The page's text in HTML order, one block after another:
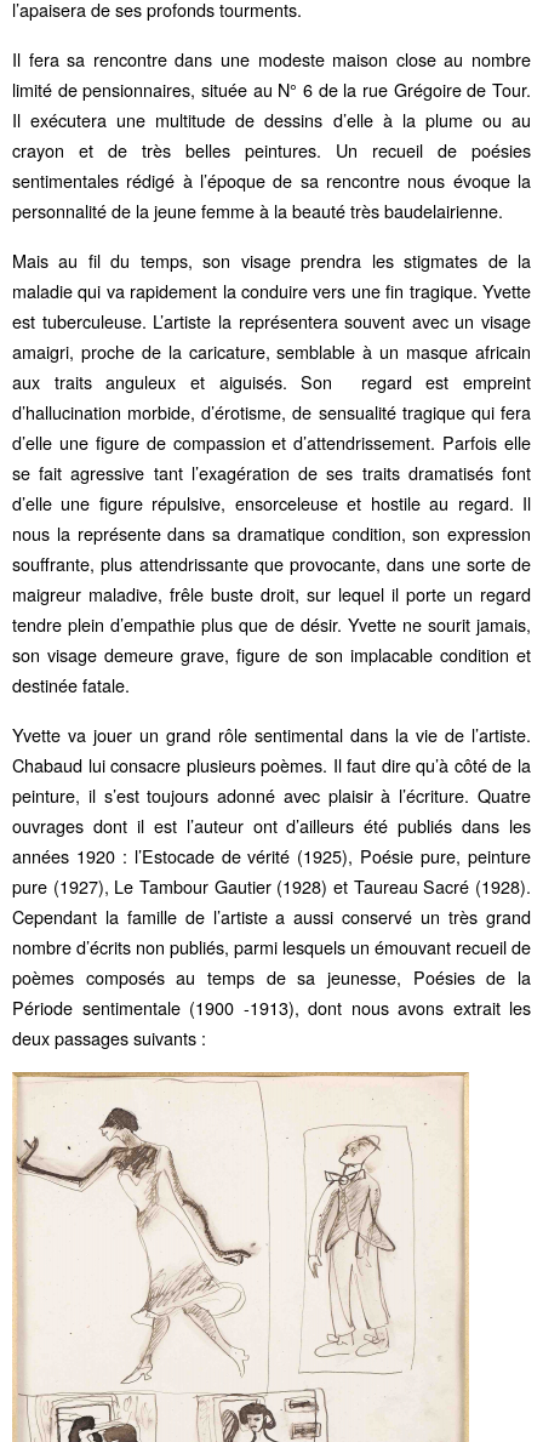
l’apaisera de ses profonds tourments.
Il fera sa rencontre dans une modeste maison close au nombre
limité de pensionnaires, située au N° 6 de la rue Grégoire de Tour.
Il exécutera une multitude de dessins d’elle à la plume ou au
crayon et de très belles peintures. Un recueil de poésies
sentimentales rédigé à l’époque de sa rencontre nous évoque la
personnalité de la jeune femme à la beauté très baudelairienne.
Mais au fil du temps, son visage prendra les stigmates de la
maladie qui va rapidement la conduire vers une fin tragique. Yvette
est tuberculeuse. L’artiste la représentera souvent avec un visage
amaigri, proche de la caricature, semblable à un masque africain
aux traits anguleux et aiguisés. Son regard est empreint
d’hallucination morbide, d’érotisme, de sensualité tragique qui fera
d’elle une figure de compassion et d’attendrissement. Parfois elle
se fait agressive tant l’exagération de ses traits dramatisés font
d’elle une figure répulsive, ensorceleuse et hostile au regard. Il
nous la représente dans sa dramatique condition, son expression
souffrante, plus attendrissante que provocante, dans une sorte de
maigreur maladive, frêle buste droit, sur lequel il porte un regard
tendre plein d’empathie plus que de désir. Yvette ne sourit jamais,
son visage demeure grave, figure de son implacable condition et
destinée fatale.
Yvette va jouer un grand rôle sentimental dans la vie de l’artiste.
Chabaud lui consacre plusieurs poèmes. Il faut dire qu’à côté de la
peinture, il s’est toujours adonné avec plaisir à l’écriture. Quatre
ouvrages dont il est l’auteur ont d’ailleurs été publiés dans les
années 1920 : l’Estocade de vérité (1925), Poésie pure, peinture
pure (1927), Le Tambour Gautier (1928) et Taureau Sacré (1928).
Cependant la famille de l’artiste a aussi conservé un très grand
nombre d’écrits non publiés, parmi lesquels un émouvant recueil de
poèmes composés au temps de sa jeunesse, Poésies de la
Période sentimentale (1900 -1913), dont nous avons extrait les
deux passages suivants :